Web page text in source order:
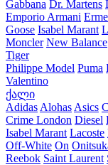
Gabbana Dr. Martens
Emporio Armani
Goose Isabel Marant
Moncler New Balance
Tiger
Philippe Model Puma
Valentino
ქალი
Adidas Alohas Asics
Crime London Diesel
Isabel Marant Lacoste
Off-White On
Reebok Saint Laurent